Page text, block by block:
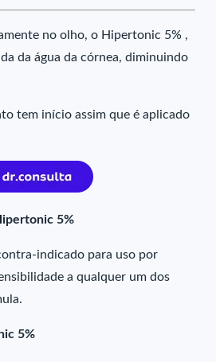
no olho, o Hipertonic 5% ,
da água da córnea, diminuindo
tem início assim que é aplicado
5%
indicado para uso por
a qualquer um dos
5%